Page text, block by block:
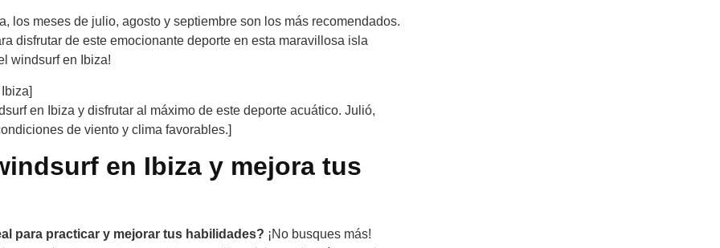
los meses de julio, agosto y septiembre son los más recomendados.
disfrutar de este emocionante deporte en esta maravillosa isla
windsurf en Ibiza!
en Ibiza y disfrutar al máximo de este deporte acuático. Julió,
de viento y clima favorables.]
en Ibiza y mejora tus
para practicar y mejorar tus habilidades? ¡No busques más!